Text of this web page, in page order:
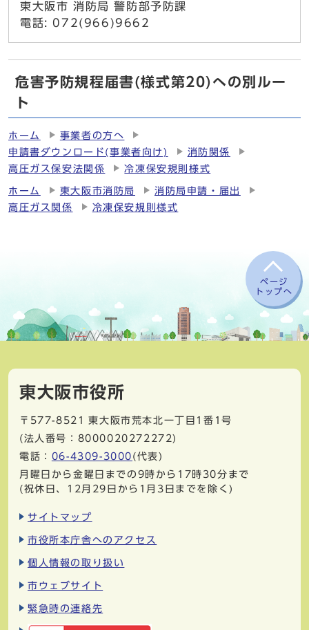
東大阪市 消防局 警防部予防課
電話: 072(966)9662
危害予防規程届書(様式第20)への別ルー
ト
ホーム
事業者の方へ
申請書ダウンロード(事業者向け)
消防関係
高圧ガス保安法関係
冷凍保安規則様式
ホーム 東大阪市消防局
消防局申請・届出
高圧ガス関係
冷凍保安規則様式
ページ
トップへ
東大阪市役所
〒577-8521
東大阪市荒本北一丁目1番1号
(法人番号：8000020272272)
電話： 06-4309-3000 (代表)
月曜日から金曜日までの9時から17時30分まで
(祝休日、12月29日から1月3日までを除く)
サイトマップ
市役所本庁舎へのアクセス
個人情報の取り扱い
市ウェブサイト
緊急時の連絡先